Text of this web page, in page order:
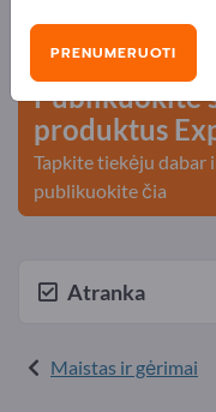
kontaktai >>
Publikuokite
produktus
Tapkite tiekėju dabar
publikuokite čia
Atranka
Maistas ir gėrimai
PRENUMERUOTI